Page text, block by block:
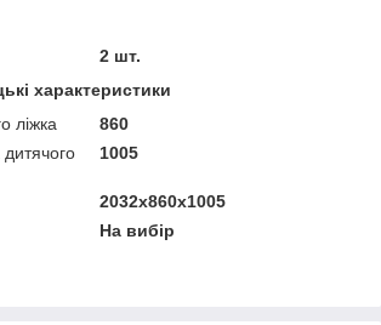
2 шт.
характеристики
ліжка
860
1005
2032х860х1005
На вибір